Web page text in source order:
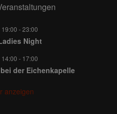
19:00 -23:00
Night
14:00 - 17:00
der Eichenkapelle
anzeigen